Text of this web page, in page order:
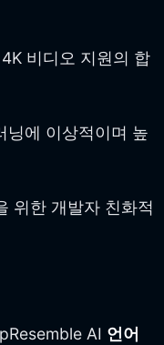
비디오 지원의 합
닝에 이상적이며 높
위한 개발자 친화적
AI 언어